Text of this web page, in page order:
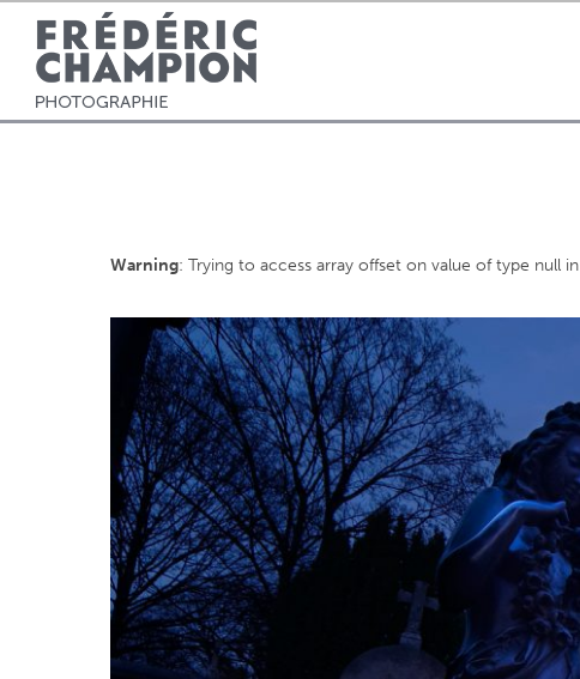
Warning: Trying to access array offset on value of type null in